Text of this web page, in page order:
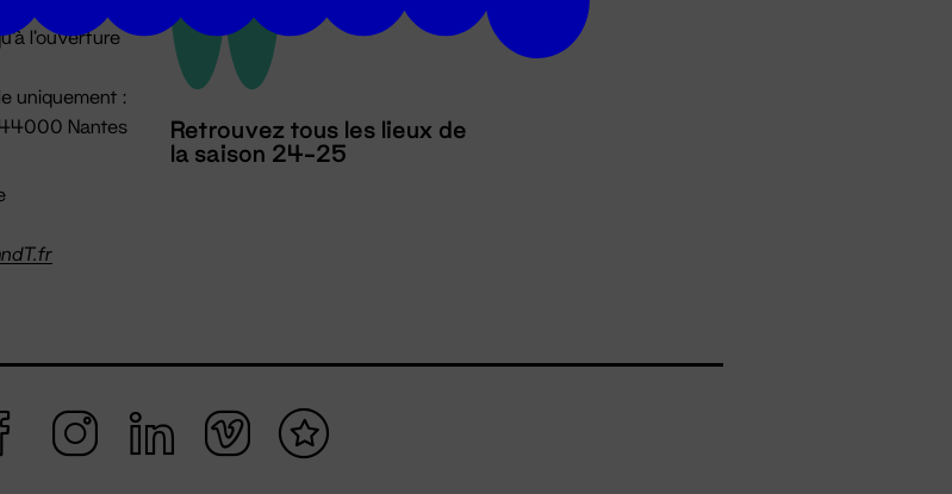
l'ouverture
uniquement :
44000 Nantes
Retrouvez tous les lieux de
la saison 24-25